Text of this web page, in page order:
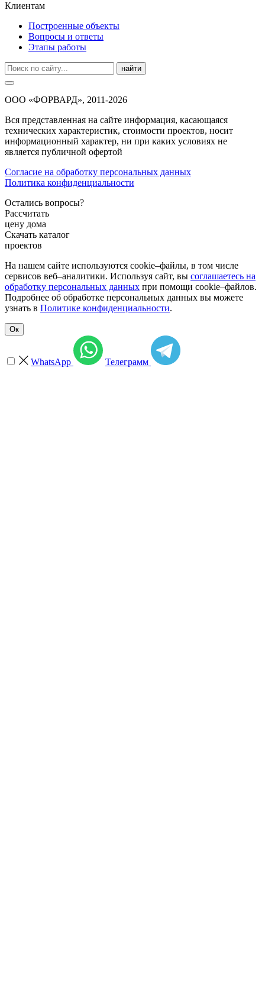
Клиентам
Построенные объекты
Вопросы и ответы
Этапы работы
найти
ООО «ФОРВАРД», 2011-2026
Вся представленная на сайте информация, касающаяся
технических характеристик, стоимости проектов, носит
информационный характер, ни при каких условиях не
является публичной офертой
Согласие на обработку персональных данных
Политика конфиденциальности
Остались вопросы?
Рассчитать
цену дома
Скачать каталог
проектов
На нашем сайте используются cookie–файлы, в том числе
сервисов веб–аналитики. Используя сайт, вы соглашаетесь на
обработку персональных данных при помощи cookie–файлов.
Подробнее об обработке персональных данных вы можете
узнать в Политике конфиденциальности.
Ок
WhatsApp Телеграмм